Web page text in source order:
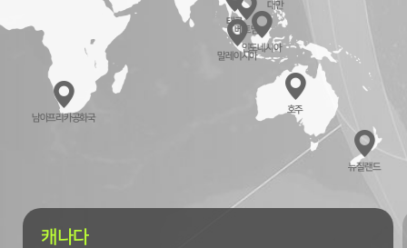
남아프리카공화국
태국
말레이시아
베트남
인도네시아
대만
호주
뉴질랜드
캐나다